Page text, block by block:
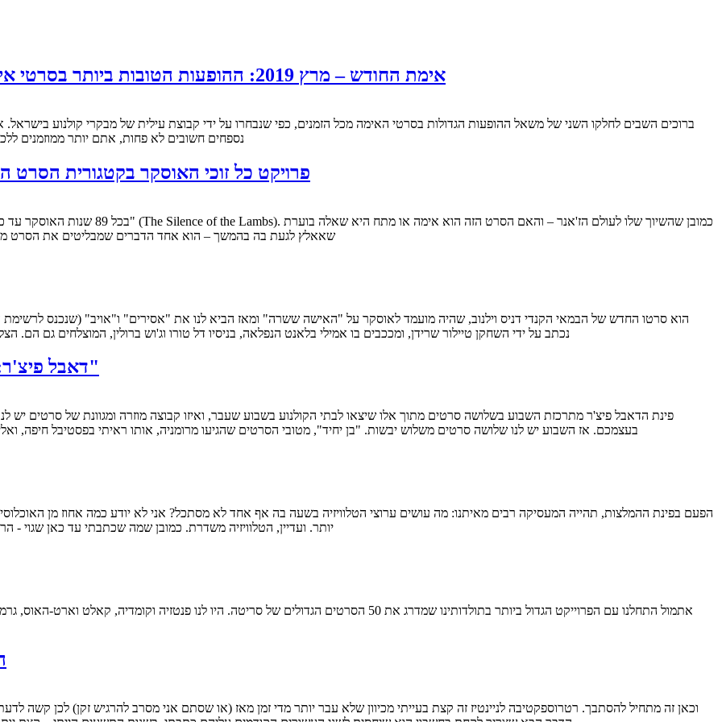
אימת החודש – מרץ 2019: ההופעות הטובות ביותר בסרטי אימה – מצעד המבקרים של ישראל (מקומות 1-10)
נספחים חשובים לא פחות, אתם יותר ממוזמנים
פרויקט כל זוכי האוסקר בקטגורית הסרט הטוב ביותר – פרק
שאאלץ לגעת בה בהמשך – הוא אחד הדברים שמבליטים את הסרט
נכתב על ידי השחקן טיילור שרידן, ומככבים בו אמילי בלאנט הנפלאה, בניסיו דל טורו וג'וש ברולין, המוצלחים גם
דאבל פיצ'ר: "בן יחיד", "אקס-מן: העתיד שהיה", "הורה 79"
בעצמכם. אז השבוע יש לנו שלושה סרטים משלוש יבשות. "בן יחיד", מטובי הסרטים שהגיעו מרומניה, אותו ראיתי בפסטיבל חיפה,
יותר. ועדיין, הטלוויזיה משדרת. כמובן שמה שכתבתי עד כאן שגוי -